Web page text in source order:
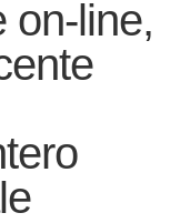
on-line,